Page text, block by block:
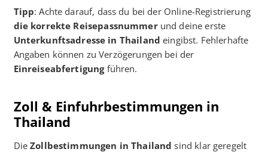
Tipp: Achte darauf, dass du bei der Online-Registrierung
die korrekte Reisepassnummerund deine erste
Unterkunftsadresse in Thailand eingibst. Fehlerhafte
Angaben können zu Verzögerungen bei der
Einreiseabfertigungführen.
Zoll & Einfuhrbestimmungen in
Thailand
DieZollbestimmungen in Thailand sind klar geregelt